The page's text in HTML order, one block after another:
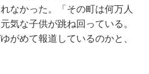
なかった。「その町は何万人
気な子供が跳ね回っている。
がめて報道しているのかと、